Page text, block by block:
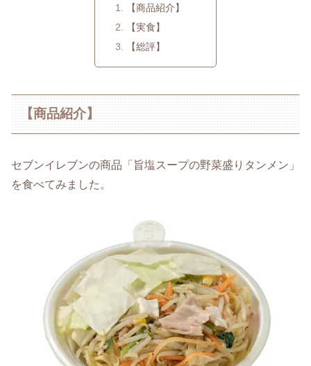
【商品紹介】
【実食】
【総評】
【商品紹介】
セブンイレブンの商品「旨塩スープの野菜盛りタンメン」
を食べてみました。